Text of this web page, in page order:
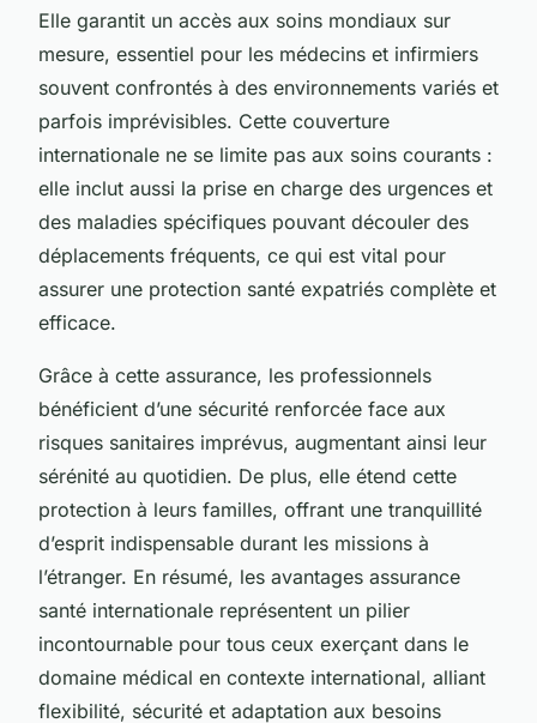
Elle garantit un accès aux soins mondiaux sur
mesure, essentiel pour les médecins et infirmiers
souvent confrontés à des environnements variés et
parfois imprévisibles. Cette couverture
internationale ne se limite pas aux soins courants :
elle inclut aussi la prise en charge des urgences et
des maladies spécifiques pouvant découler des
déplacements fréquents, ce qui est vital pour
assurer une protection santé expatriés complète et
efficace.
Grâce à cette assurance, les professionnels
bénéficient d’une sécurité renforcée face aux
risques sanitaires imprévus, augmentant ainsi leur
sérénité au quotidien. De plus, elle étend cette
protection à leurs familles, offrant une tranquillité
d’esprit indispensable durant les missions à
l’étranger. En résumé, les avantages assurance
santé internationale représentent un pilier
incontournable pour tous ceux exerçant dans le
domaine médical en contexte international, alliant
flexibilité, sécurité et adaptation aux besoins